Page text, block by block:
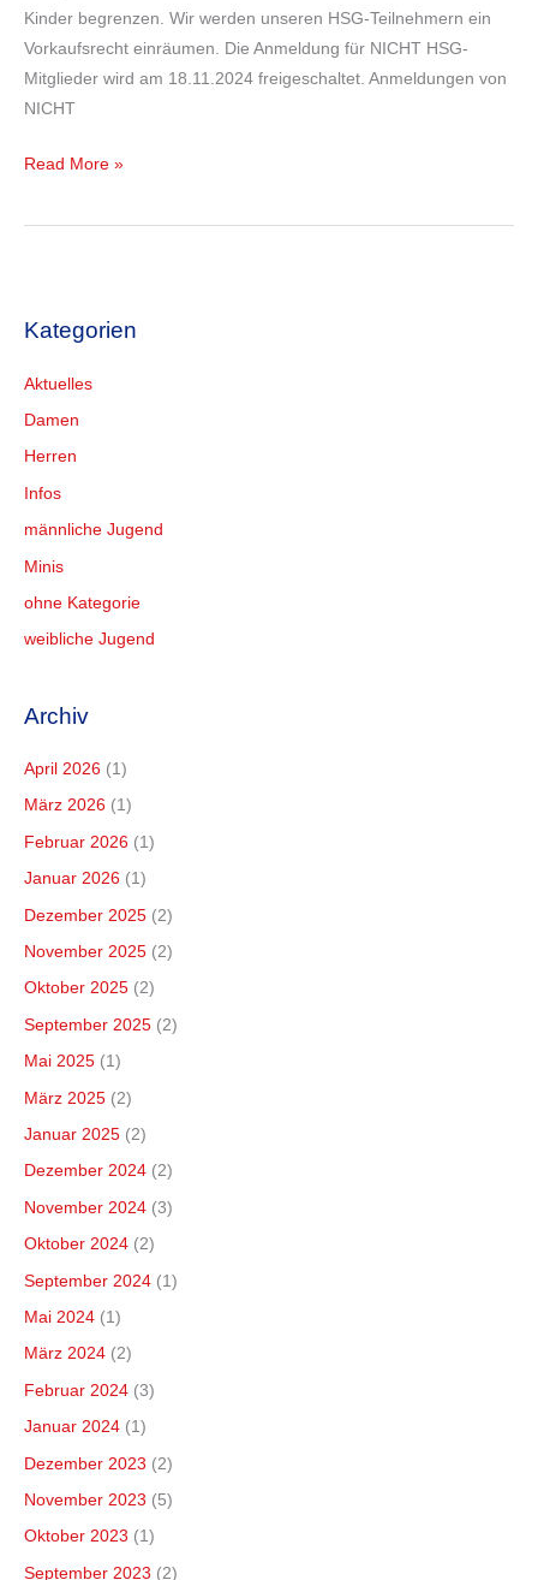
Kategorien
Aktuelles
Damen
Herren
Infos
männliche Jugend
Minis
ohne Kategorie
weibliche Jugend
Archiv
April 2026 (1)
März 2026 (1)
Februar 2026 (1)
Januar 2026 (1)
Dezember 2025 (2)
November 2025 (2)
Oktober 2025 (2)
September 2025 (2)
Mai 2025 (1)
März 2025 (2)
Januar 2025 (2)
Dezember 2024 (2)
November 2024 (3)
Oktober 2024 (2)
September 2024 (1)
Mai 2024 (1)
März 2024 (2)
Februar 2024 (3)
Januar 2024 (1)
Dezember 2023 (2)
November 2023 (5)
Oktober 2023 (1)
September 2023 (2)
Kinder begrenzen. Wir werden unseren HSG-Teilnehmern ein
Vorkaufsrecht einräumen. Die Anmeldung für NICHT HSG-
Mitglieder wird am 18.11.2024 freigeschaltet. Anmeldungen von
NICHT
Read More »